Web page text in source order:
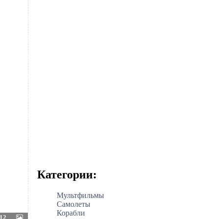
Категории:
Мультфильмы
Самолеты
Корабли